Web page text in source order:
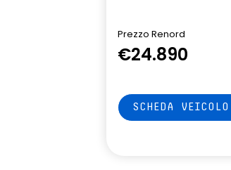
Prezzo Renord
€24.890
SCHEDA VEICOLO